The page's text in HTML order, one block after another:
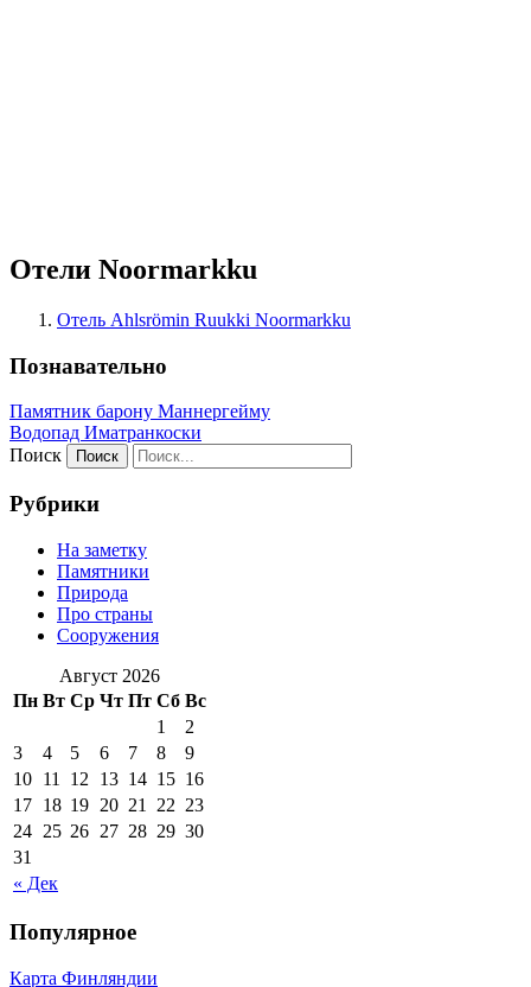
Отели Noormarkku
Отель Ahlsrömin Ruukki Noormarkku
Познавательно
Памятник барону Маннергейму
Водопад Иматранкоски
Поиск
Рубрики
На заметку
Памятники
Природа
Про страны
Сооружения
Август 2026
Пн Вт Ср Чт Пт Сб Вс
« Дек
1
2
3
4 5 6 7 8
9
10 11 12 13 14 15 16
17 18 19 20 21 22 23
24 25 26 27 28 29 30
31
Популярное
Карта Финляндии